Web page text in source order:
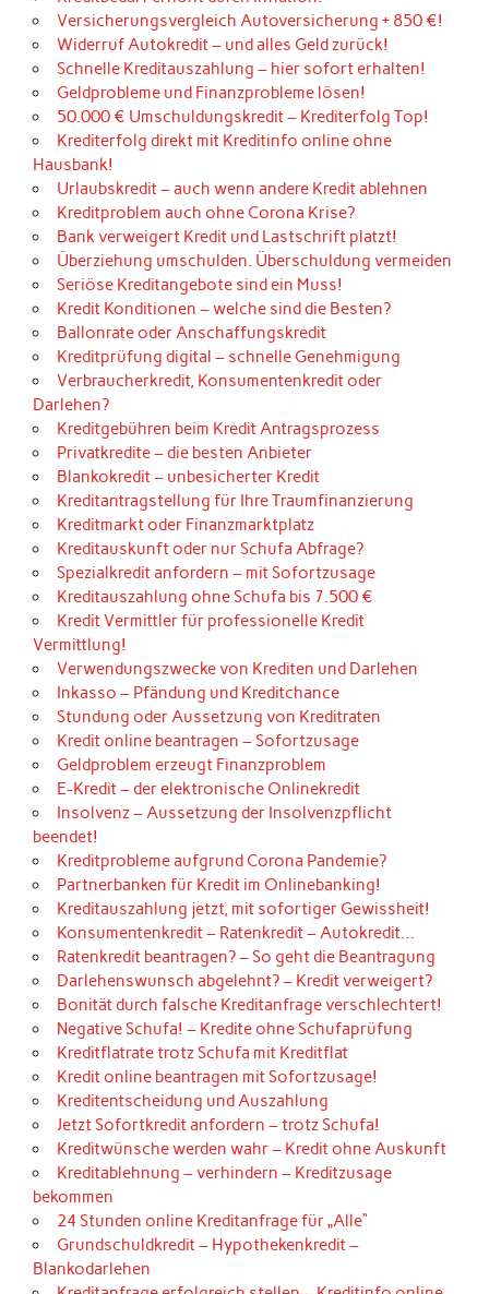
Versicherungsvergleich Autoversicherung + 850 €!
Widerruf Autokredit – und alles Geld zurück!
Schnelle Kreditauszahlung – hier sofort erhalten!
Geldprobleme und Finanzprobleme lösen!
50.000 € Umschuldungskredit – Krediterfolg Top!
Krediterfolg direkt mit Kreditinfo online ohne
Hausbank!
Urlaubskredit – auch wenn andere Kredit ablehnen
Kreditproblem auch ohne Corona Krise?
Bank verweigert Kredit und Lastschrift platzt!
Überziehung umschulden. Überschuldung vermeiden
Seriöse Kreditangebote sind ein Muss!
Kredit Konditionen – welche sind die Besten?
Ballonrate oder Anschaffungskredit
Kreditprüfung digital – schnelle Genehmigung
Verbraucherkredit, Konsumentenkredit oder
Darlehen?
Kreditgebühren beim Kredit Antragsprozess
Privatkredite – die besten Anbieter
Blankokredit – unbesicherter Kredit
Kreditantragstellung für Ihre Traumfinanzierung
Kreditmarkt oder Finanzmarktplatz
Kreditauskunft oder nur Schufa Abfrage?
Spezialkredit anfordern – mit Sofortzusage
Kreditauszahlung ohne Schufa bis 7.500 €
Kredit Vermittler für professionelle Kredit
Vermittlung!
Verwendungszwecke von Krediten und Darlehen
Inkasso – Pfändung und Kreditchance
Stundung oder Aussetzung von Kreditraten
Kredit online beantragen – Sofortzusage
Geldproblem erzeugt Finanzproblem
E-Kredit – der elektronische Onlinekredit
Insolvenz – Aussetzung der Insolvenzpflicht
beendet!
Kreditprobleme aufgrund Corona Pandemie?
Partnerbanken für Kredit im Onlinebanking!
Kreditauszahlung jetzt, mit sofortiger Gewissheit!
Konsumentenkredit – Ratenkredit – Autokredit…
Ratenkredit beantragen? – So geht die Beantragung
Darlehenswunsch abgelehnt? – Kredit verweigert?
Bonität durch falsche Kreditanfrage verschlechtert!
Negative Schufa! – Kredite ohne Schufaprüfung
Kreditflatrate trotz Schufa mit Kreditflat
Kredit online beantragen mit Sofortzusage!
Kreditentscheidung und Auszahlung
Jetzt Sofortkredit anfordern – trotz Schufa!
Kreditwünsche werden wahr – Kredit ohne Auskunft
Kreditablehnung – verhindern – Kreditzusage
bekommen
24 Stunden online Kreditanfrage für „Alle“
Grundschuldkredit – Hypothekenkredit –
Blankodarlehen